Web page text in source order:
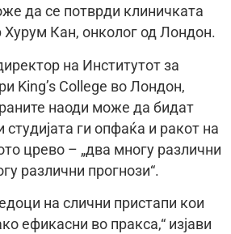
да се потврди клиничката
Хурум Кан, онколог од Лондон.
на Институтот за
King’s College во Лондон,
наоди може да бидат
студијата ги опфаќа и ракот на
црево – „два многу различни
различни прогнози“.
на слични пристапи кои
ефикасни во пракса,“ изјави